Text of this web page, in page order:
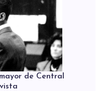
de Central